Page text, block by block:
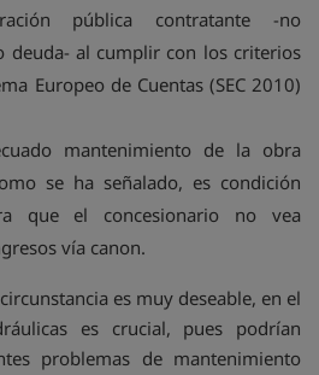
pública contratante -no
deuda- al cumplir con los criterios
Europeo de Cuentas (SEC 2010)
mantenimiento de la obra
se ha señalado, es condición
que el concesionario no vea
vía canon.
es muy deseable, en el
es crucial, pues podrían
problemas de mantenimiento